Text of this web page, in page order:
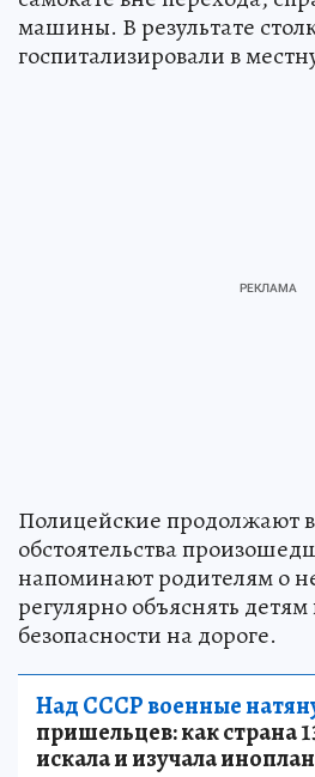
машины. В результате
госпитализировали в
Полицейские продолжают
обстоятельства
напоминают родителям о
регулярно объяснять
безопасности на дороге.
Над СССР военные
пришельцев: как страна
искала и изучала